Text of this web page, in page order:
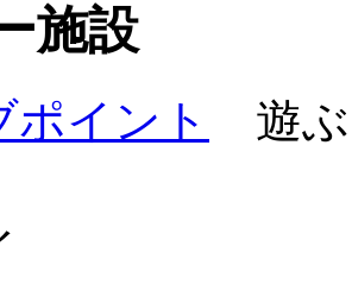
施設
ポイント 遊ぶ